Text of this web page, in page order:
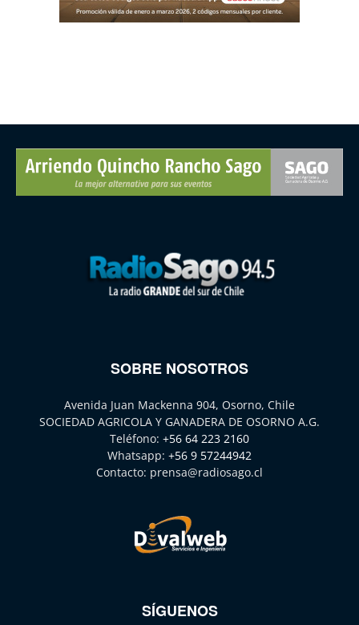
SOBRE NOSOTROS
Avenida Juan Mackenna 904, Osorno, Chile
SOCIEDAD AGRICOLA Y GANADERA DE OSORNO A.G.
Teléfono: +56 64 223 2160
Whatsapp: +56 9 57244942
Contacto: prensa@radiosago.cl
SÍGUENOS